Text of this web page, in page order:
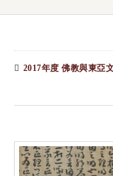
2017年度 佛教與東亞